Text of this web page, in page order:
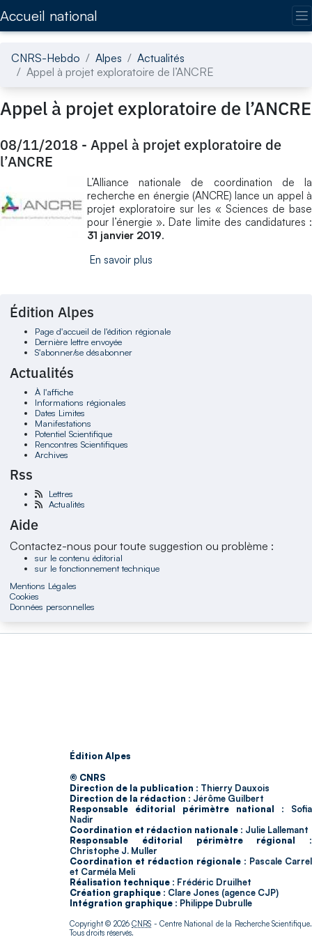
Accueil national
CNRS-Hebdo Alpes
Actualités
Appel à projet exploratoire de l’ANCRE
Appel à projet exploratoire de l’ANCRE
08/11/2018 - Appel à projet exploratoire de
l’ANCRE
L’Alliance nationale de coordination de la
recherche en énergie (ANCRE) lance un appel à
projet exploratoire sur les « Sciences de base
pour l’énergie ». Date limite des candidatures :
31 janvier 2019.
En savoir plus
Édition Alpes
Page d'accueil de l'édition régionale
Dernière lettre envoyée
S'abonner/se désabonner
Actualités
À l'affiche
Informations régionales
Dates Limites
Manifestations
Potentiel Scientifique
Rencontres Scientifiques
Archives
Rss
Lettres
Actualités
Aide
Contactez-nous pour toute suggestion ou problème :
sur le contenu éditorial
sur le fonctionnement technique
Mentions Légales
Cookies
Données personnelles
Édition Alpes
© CNRS
Direction de la publication : Thierry Dauxois
Direction de la rédaction : Jérôme Guilbert
Responsable éditorial périmètre national : Sofia
Nadir
Coordination et rédaction nationale : Julie Lallemant
Responsable éditorial périmètre régional :
Christophe J. Muller
Coordination et rédaction régionale : Pascale Carrel
et Carméla Meli
Réalisation technique : Frédéric Druilhet
Création graphique : Clare Jones (agence CJP)
Intégration graphique : Philippe Dubrulle
Copyright © 2026CNRS - Centre National de la Recherche Scientifique.
Tous droits réservés.